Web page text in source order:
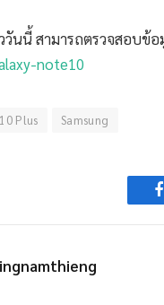
วันนี้ สามารถตรวจสอบ
note10
Plus Samsung